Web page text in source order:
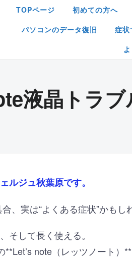
TOPページ 初めての方へ
パソコンのデータ復旧
症状
液晶トラ
ルジュ秋葉原です。
、実は“よくある症状”かも
そして長く使える。
**Let’s note（レッツノート